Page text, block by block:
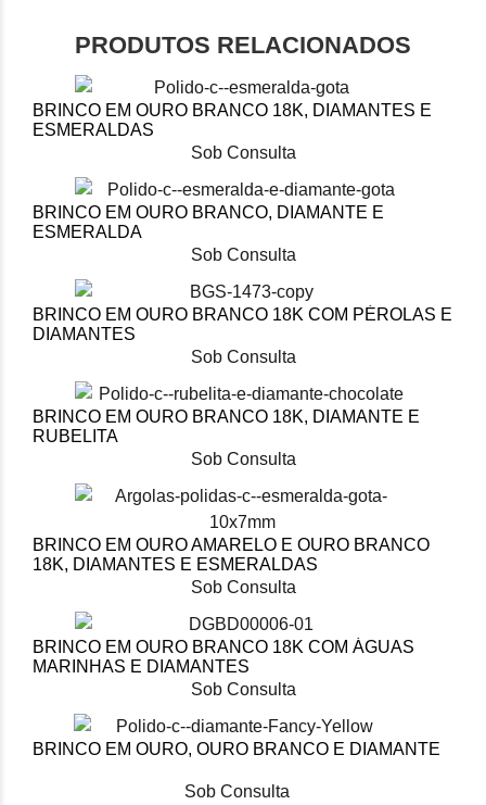
PRODUTOS RELACIONADOS
BRINCO EM OURO BRANCO 18K, DIAMANTES E
ESMERALDAS
Sob Consulta
BRINCO EM OURO BRANCO, DIAMANTE E
ESMERALDA
Sob Consulta
BRINCO EM OURO BRANCO 18K COM PÉROLAS E
DIAMANTES
Sob Consulta
BRINCO EM OURO BRANCO 18K, DIAMANTE E
RUBELITA
Sob Consulta
BRINCO EM OURO AMARELO E OURO BRANCO
18K, DIAMANTES E ESMERALDAS
Sob Consulta
BRINCO EM OURO BRANCO 18K COM ÁGUAS
MARINHAS E DIAMANTES
Sob Consulta
BRINCO EM OURO, OURO BRANCO E DIAMANTE
Sob Consulta